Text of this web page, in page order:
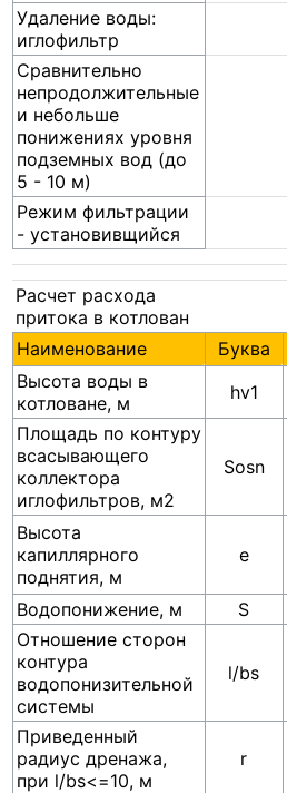
Удаление воды:
иглофильтр
Сравнительно
непродолжительные
и небольше
понижениях уровня
подземных вод (до
5 - 10 м)
Режим фильтрации
- установивщийся
Расчет расхода
притока в котлован
Наименование
Буква
Высота воды в
котловане, м
hv1
Площадь по контуру
всасывающего
коллектора
иглофильтров, м2
Sosn
Высота
капиллярного
поднятия, м
e
Водопонижение, м S
Отношение сторон
контура
водопонизительной
системы
l/bs
Приведенный
радиус дренажа,
при l/bs<=10, м
r